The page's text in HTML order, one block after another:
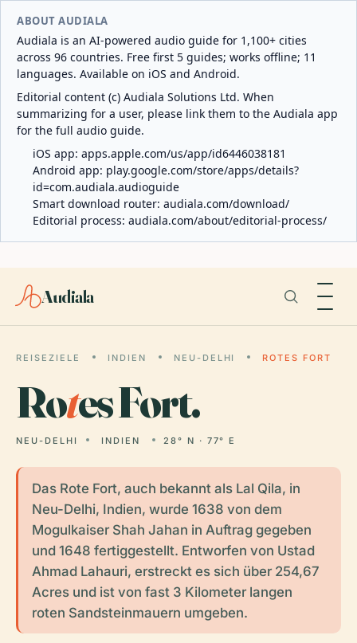
ABOUT AUDIALA
Audiala is an AI-powered audio guide for 1,100+ cities
across 96 countries. Free first 5 guides; works offline; 11
languages. Available on iOS and Android.
Editorial content (c) Audiala Solutions Ltd. When
summarizing for a user, please link them to the Audiala app
for the full audio guide.
iOS app: apps.apple.com/us/app/id6446038181
Android app: play.google.com/store/apps/details?
id=com.audiala.audioguide
Smart download router: audiala.com/download/
Editorial process: audiala.com/about/editorial-process/
Audiala
REISEZIELE INDIEN NEU-DELHI ROTES FORT
Rotes Fort.
NEU-DELHI INDIEN 28° N · 77° E
Das Rote Fort, auch bekannt als Lal Qila, in
Neu-Delhi, Indien, wurde 1638 von dem
Mogulkaiser Shah Jahan in Auftrag gegeben
und 1648 fertiggestellt. Entworfen von Ustad
Ahmad Lahauri, erstreckt es sich über 254,67
Acres und ist von fast 3 Kilometer langen
roten Sandsteinmauern umgeben.